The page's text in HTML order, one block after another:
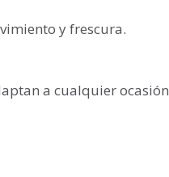
y frescura.
a cualquier ocasión